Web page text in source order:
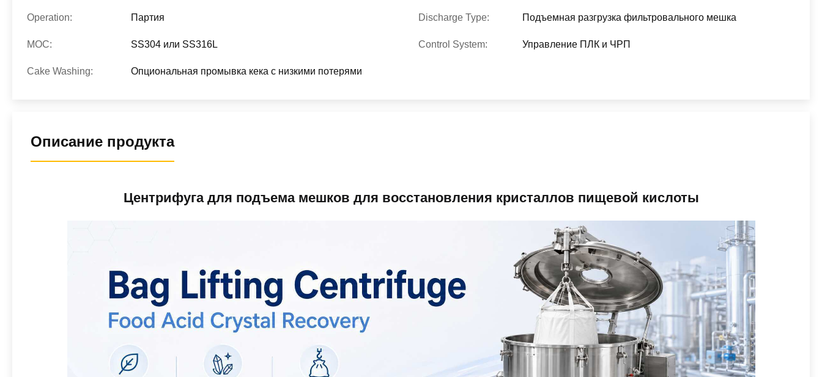
Operation: Партия Discharge Type: Подъемная разгрузка фильтровального мешка
MOC: SS304 или SS316L Control System: Управление ПЛК и ЧРП
Cake Washing: Опциональная промывка кека с низкими потерями
Описание продукта
Центрифуга для подъема мешков для восстановления кристаллов пищевой кислоты